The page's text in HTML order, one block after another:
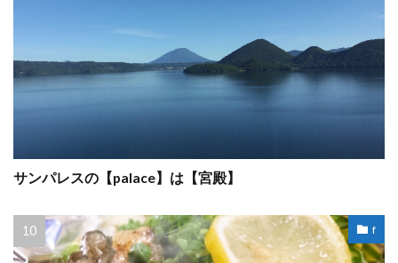
サンパレスの【palace】は【宮殿】
f